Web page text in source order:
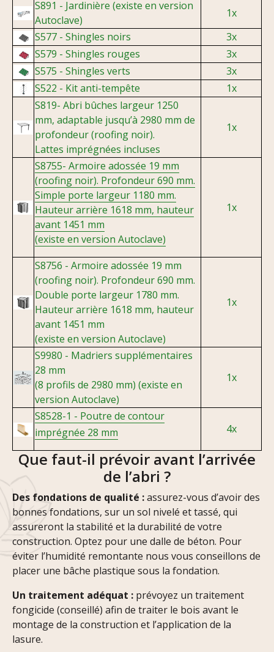
S891 - Jardinière (existe en version
Autoclave)
1x
S577 - Shingles noirs
3x
S579 - Shingles rouges
3x
S575 - Shingles verts
3x
S522 - Kit anti-tempête
1x
S819- Abri bûches largeur 1250
mm, adaptable jusqu’à 2980 mm de
profondeur (roofing noir).
Lattes imprégnées incluses
1x
S8755- Armoire adossée 19 mm
(roofing noir). Profondeur 690 mm.
Simple porte largeur 1180 mm.
Hauteur arrière 1618 mm, hauteur
avant 1451 mm
(existe en version Autoclave)
1x
S8756 - Armoire adossée 19 mm
(roofing noir). Profondeur 690 mm.
Double porte largeur 1780 mm.
Hauteur arrière 1618 mm, hauteur
avant 1451 mm
(existe en version Autoclave)
1x
S9980 - Madriers supplémentaires
28 mm
(8 profils de 2980 mm) (existe en
version Autoclave)
1x
S8528-1 - Poutre de contour
imprégnée 28 mm
4x
Que faut-il prévoir avant l’arrivée
de l’abri ?
Des fondations de qualité :assurez-vous d’avoir des
bonnes fondations, sur un sol nivelé et tassé, qui
assureront la stabilité et la durabilité de votre
construction. Optez pour une dalle de béton. Pour
éviter l’humidité remontante nous vous conseillons de
placer une bâche plastique sous la fondation.
Un traitement adéquat : prévoyez un traitement
fongicide (conseillé) afin de traiter le bois avant le
montage de la construction et l’application de la
lasure.